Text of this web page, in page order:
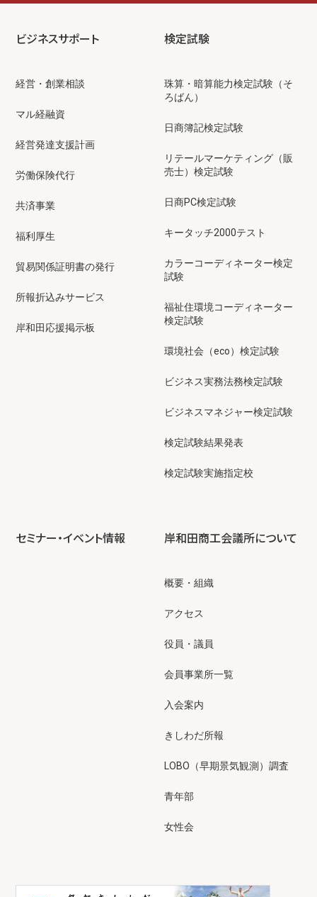
ビジネスサポート
経営・創業相談
マル経融資
経営発達支援計画
労働保険代行
共済事業
福利厚生
貿易関係証明書の発行
所報折込みサービス
岸和田応援掲示板
検定試験
珠算・暗算能力検定試験（そ
ろばん）
日商簿記検定試験
リテールマーケティング（販
売士）検定試験
日商PC検定試験
キータッチ2000テスト
カラーコーディネーター検定
試験
福祉住環境コーディネーター
検定試験
環境社会（eco）検定試験
ビジネス実務法務検定試験
ビジネスマネジャー検定試験
検定試験結果発表
検定試験実施指定校
セミナー・イベント情報 岸和田商工会議所について
概要・組織
アクセス
役員・議員
会員事業所一覧
入会案内
きしわだ所報
LOBO（早期景気観測）調査
青年部
女性会